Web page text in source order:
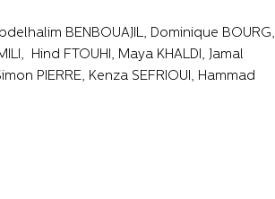
BENBOUAJIL, Dominique BOURG,
Hind FTOUHI, Maya KHALDI, Jamal
PIERRE, Kenza SEFRIOUI, Hammad